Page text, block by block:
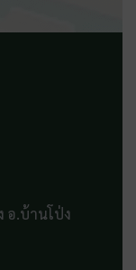
อ.บ้านโป่ง